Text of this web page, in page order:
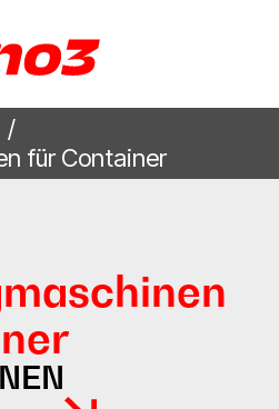
für Container